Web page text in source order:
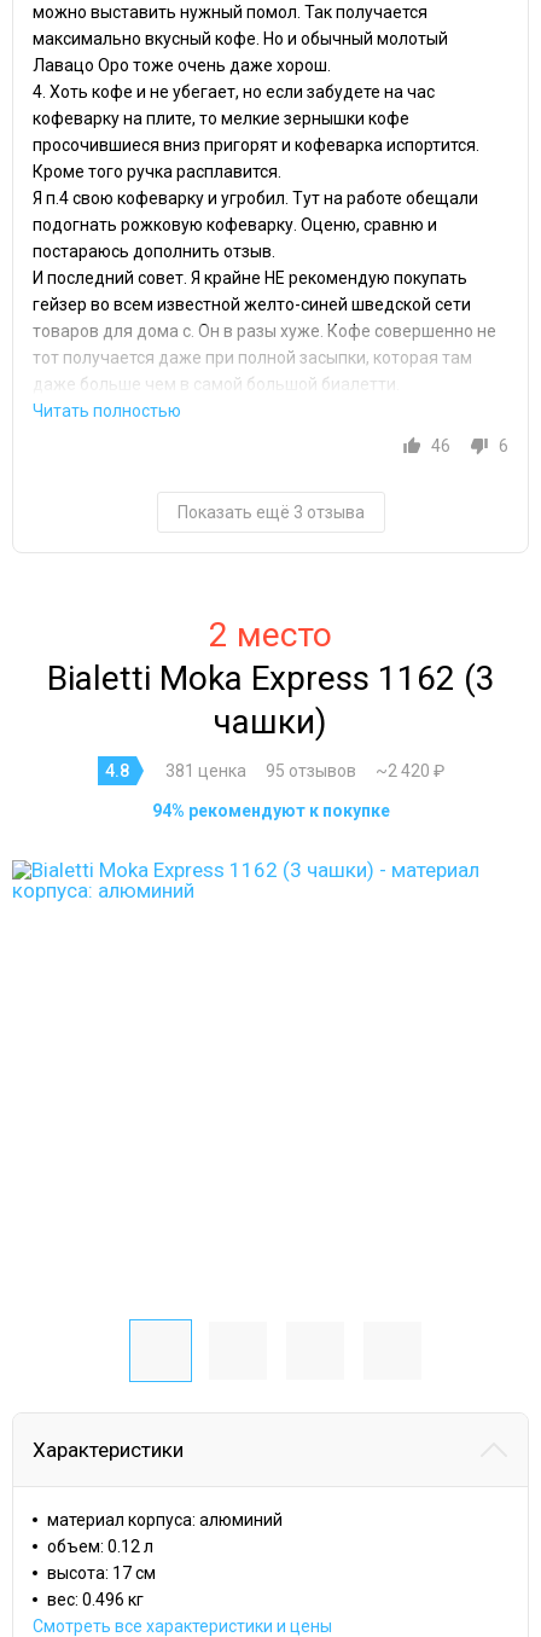
можно выставить нужный помол. Так получается
максимально вкусный кофе. Но и обычный молотый
Лавацо Оро тоже очень даже хорош.
4. Хоть кофе и не убегает, но если забудете на час
кофеварку на плите, то мелкие зернышки кофе
просочившиеся вниз пригорят и кофеварка испортится.
Кроме того ручка расплавится.
Я п.4 свою кофеварку и угробил. Тут на работе обещали
подогнать рожковую кофеварку. Оценю, сравню и
постараюсь дополнить отзыв.
И последний совет. Я крайне НЕ рекомендую покупать
гейзер во всем известной желто-синей шведской сети
товаров для дома с. Он в разы хуже. Кофе совершенно не
тот получается даже при полной засыпки, которая там
даже больше чем в самой большой биалетти.
46 6
Показать ещё 3 отзыва
2 место
Bialetti Moka Express 1162 (3
чашки)
4.8 381 ценка 95 отзывов ~2 420 ₽
94% рекомендуют к покупке
Характеристики
материал корпуса: алюминий
объем: 0.12 л
высота: 17 см
вес: 0.496 кг
Смотреть все характеристики и цены